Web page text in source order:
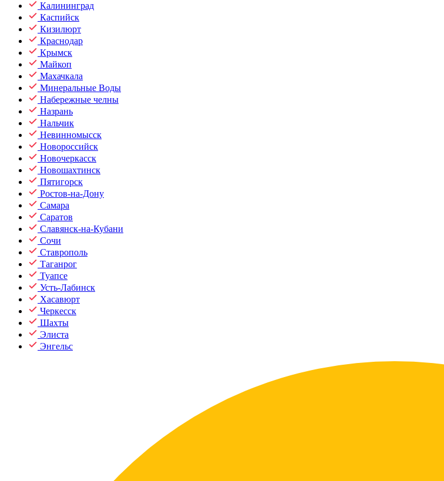
Калининград
Каспийск
Кизилюрт
Краснодар
Крымск
Майкоп
Махачкала
Минеральные Воды
Набережные челны
Назрань
Нальчик
Невинномысск
Новороссийск
Новочеркасск
Новошахтинск
Пятигорск
Ростов-на-Дону
Самара
Саратов
Славянск-на-Кубани
Сочи
Ставрополь
Таганрог
Туапсе
Усть-Лабинск
Хасавюрт
Черкесск
Шахты
Элиста
Энгельс